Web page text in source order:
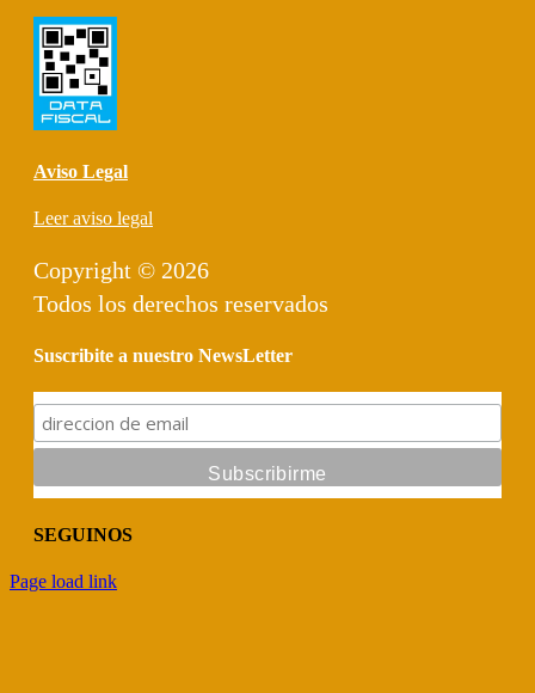
Aviso Legal
Leer aviso legal
Copyright © 2026
Todos los derechos reservados
Suscribite a nuestro NewsLetter
SEGUINOS
Facebook
Instagram
Page load link